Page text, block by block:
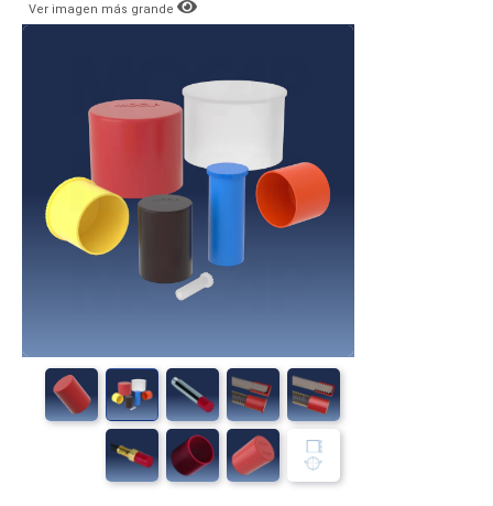
Ver imagen más grande